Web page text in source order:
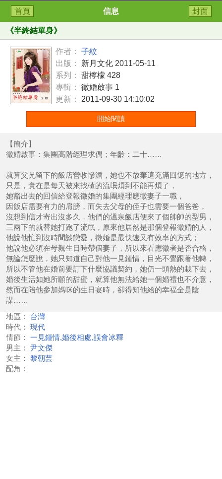
首頁 信息 封面
《半終結單身》
作者：
子紋
出版：
新月文化 2011-05-11
系列：
甜檸檬 428
專輯：
徵婚啟事 1
更新：
2011-09-30 14:10:02
開始閱讀
【簡介】
徵婚啟事：集團高階經理求偶；年齡：二十……
就算父兄留下的飯店營收慘澹，她也不放棄這充滿回憶的地方，
只是，實在是每天被來找碴的流氓煩到不能再煩了，
她豁出去的回信給登報徵婚的集團經理應徵妻子一職，
因飯店需要有力的肩膀，而失去父母的侄子也需要一個爸爸，
沒想到信才寄出沒多久，他們的溫泉飯店便來了個帥帥的型男，
三兩下的就替她打跑了流氓，原來他居然是那個登報徵婚的人，
他說他忙到沒時間談戀愛，徵婚是最快速又有效率的方式；
他說他必須在母親生日時帶個妻子，所以來看應徵者是否合格，
無論怎麼說，她只知道自己對他一見鍾情，目光不覺跟著他轉，
所以不管他在婚前要訂下什麼協議契約，她仍一頭熱的栽下去，
婚後生活如她所願的甜蜜，就算他無法給她一個婚禮也不介意，
然而在陪他參加媽咪的生日宴時，卻得知他給的幸福全是陰
謀……
地區：
台灣
時代：
現代
情節：
一見鍾情,婚後相處,誤會冰釋
男主：
尹文傑
女主：
黎朝芸
配角：